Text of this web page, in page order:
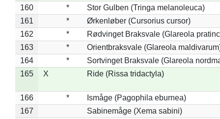
160 *
Stor Gulben (Tringa melanoleuca)
161
*
Ørkenløber (Cursorius cursor)
162
*
Rødvinget Braksvale (Glareola
163
*
Orientbraksvale (Glareola
164
*
Sortvinget Braksvale (Glareola
165
X Ride (Rissa tridactyla)
166 *
Ismåge (Pagophila eburnea)
167
Sabinemåge (Xema sabini)